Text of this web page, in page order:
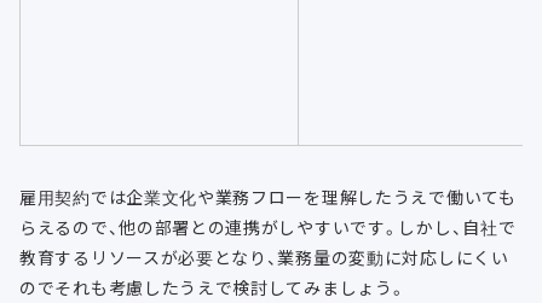
雇用契約では企業文化や業務フローを理解したうえで働いても
らえるので、他の部署との連携がしやすいです。しかし、自社で
教育するリソースが必要となり、業務量の変動に対応しにくい
のでそれも考慮したうえで検討してみましょう。